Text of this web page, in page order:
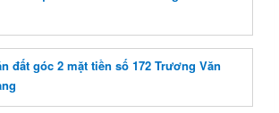
đất góc 2 mặt tiền số 172 Trương Văn